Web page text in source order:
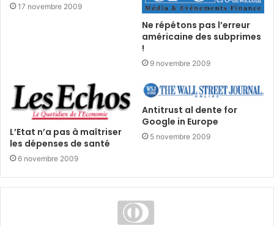
17 novembre 2009
Ne répétons pas l’erreur
américaine des subprimes
!
9 novembre 2009
L’Etat n’a pas à maîtriser
les dépenses de santé
6 novembre 2009
Antitrust al dente for
Google in Europe
5 novembre 2009